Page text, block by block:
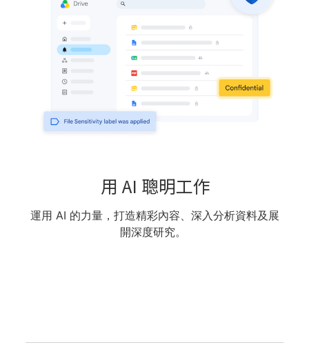
用 AI 聰明工作
運用 AI 的力量，打造精彩內容、深入分析資料及展
開深度研究。